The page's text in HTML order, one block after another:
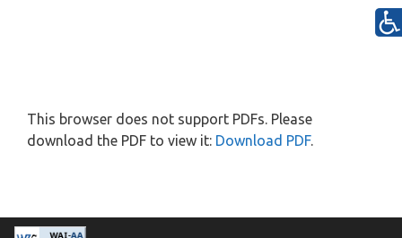
This browser does not support PDFs. Please
download the PDF to view it: Download PDF.